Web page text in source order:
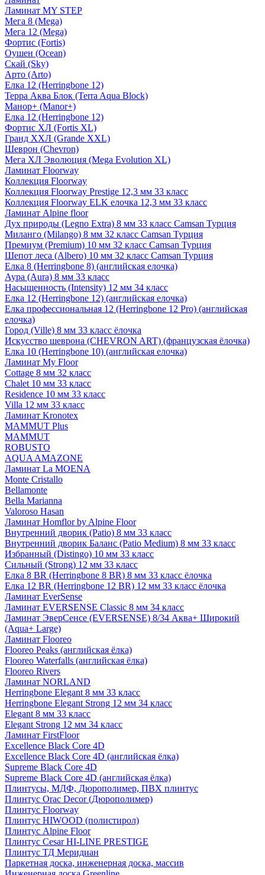
Ламинат MY STEP
Мега 8 (Mega)
Мега 12 (Mega)
Фортис (Fortis)
Оушен (Ocean)
Скай (Sky)
Арто (Arto)
Елка 12 (Herringbone 12)
Терра Аква Блок (Terra Aqua Block)
Манор+ (Manor+)
Елка 12 (Herringbone 12)
Фортис ХЛ (Fortis XL)
Гранд ХХЛ (Grande XXL)
Шеврон (Chevron)
Мега ХЛ Эволюция (Mega Evolution XL)
Ламинат Floorway
Коллекция Floorway
Коллекция Floorway Prestige 12,3 мм 33 класс
Коллекция Floorway ELK елочка 12,3 мм 33 класс
Ламинат Alpine floor
Дух природы (Legno Extra) 8 мм 33 класс Camsan Турция
Миланго (Milango) 8 мм 32 класс Camsan Турция
Премиум (Premium) 10 мм 32 класс Camsan Турция
Шепот леса (Albero) 10 мм 32 класс Camsan Турция
Елка 8 (Herringbone 8) (английская елочка)
Аура (Aura) 8 мм 33 класс
Насыщенность (Intensity) 12 мм 34 класс
Елка 12 (Herringbone 12) (английская елочка)
Елка профессиональная 12 (Herringbone 12 Pro) (английская
елочка)
Город (Ville) 8 мм 33 класс ёлочка
Искусство шеврона (CHEVRON ART) (французская ёлочка)
Елка 10 (Herringbone 10) (английская елочка)
Ламинат My Floor
Cottage 8 мм 32 класс
Chalet 10 мм 33 класс
Residence 10 мм 33 класс
Villa 12 мм 33 класс
Ламинат Kronotex
MAMMUT Plus
MAMMUT
ROBUSTO
AQUA AMAZONE
Ламинат La MOENA
Monte Cristallo
Bellamonte
Bella Marianna
Valoroso Hasan
Ламинат Homflor by Alpine Floor
Внутренний дворик (Patio) 8 мм 33 класс
Внутренний дворик Баланс (Patio Medium) 8 мм 33 класс
Избранный (Distingo) 10 мм 33 класс
Сильный (Strong) 12 мм 33 класс
Елка 8 BR (Herringbone 8 BR) 8 мм 33 класс ёлочка
Елка 12 BR (Herringbone 12 BR) 12 мм 33 класс ёлочка
Ламинат EverSense
Ламинат EVERSENSE Classic 8 мм 34 класс
Ламинат ЭверСенсе (EVERSENSE) 8/34 Аква+ Широкий
(Aqua+ Large)
Ламинат Flooreo
Flooreo Peaks (английская ёлка)
Flooreo Waterfalls (английская ёлка)
Flooreo Rivers
Ламинат NORLAND
Herringbone Elegant 8 мм 33 класс
Herringbone Elegant Strong 12 мм 34 класс
Elegant 8 мм 33 класс
Elegant Strong 12 мм 34 класс
Ламинат FirstFloor
Excellence Black Core 4D
Excellence Black Core 4D (английская ёлка)
Supreme Black Core 4D
Supreme Black Core 4D (английская ёлка)
Плинтусы, МДФ, Дюрополимер, ПВХ плинтус
Плинтус Orac Decor (Дюрополимер)
Плинтус Floorway
Плинтус HIWOOD (полистирол)
Плинтус Alpine Floor
Плинтус Cesar HI-LINE PRESTIGE
Плинтус ТД Меридиан
Паркетная доска, инженерная доска, массив